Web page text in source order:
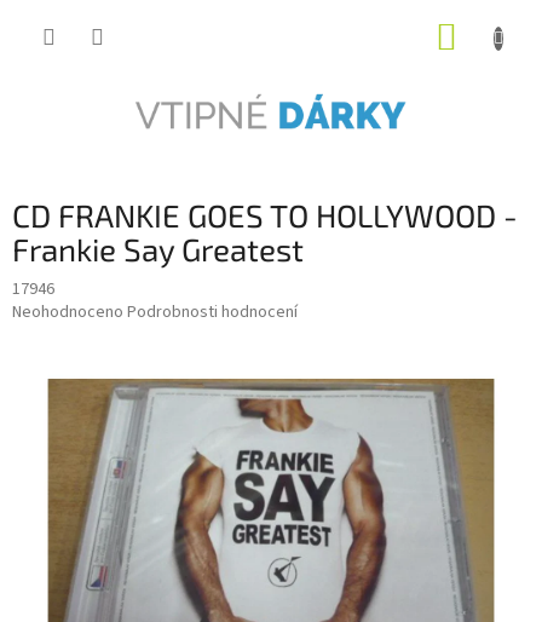
CD FRANKIE GOES TO HOLLYWOOD -
Frankie Say Greatest
17946
Průměrné
hvězdiček.
Neohodnoceno Podrobnosti hodnocení